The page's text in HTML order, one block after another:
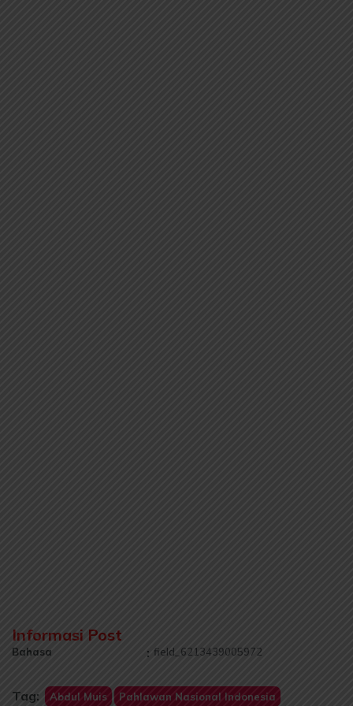
Informasi Post
Bahasa : field_6213439005972
Tag: Abdul Muis
Pahlawan Nasional Indonesia